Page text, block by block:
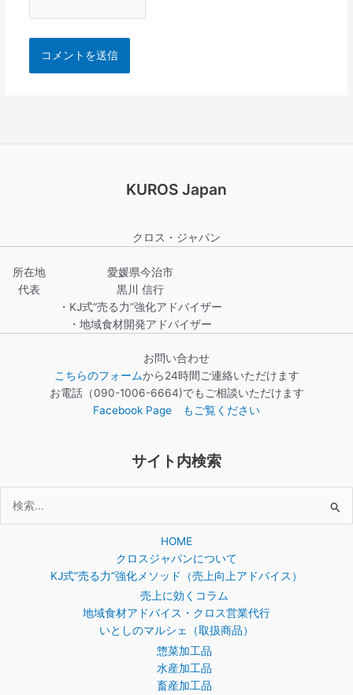
KUROS Japan
クロス・ジャパン
所在地
代表
愛媛県今治市
黒川 信行
・KJ式“売る力”強化アドバイザー
・地域食材開発アドバイザー
お問い合わせ
こちらのフォームから24時間ご連絡いただけます
お電話（090-1006-6664)でもご相談いただけます
Facebook Page もご覧ください
サイト内検索
索
HOME
クロスジャパンについて
KJ式”売る力”強化メソッド（売上向上アドバイス）
売上に効くコラム
地域食材アドバイス・クロス営業代行
いとしのマルシェ（取扱商品）
惣菜加工品
水産加工品
畜産加工品